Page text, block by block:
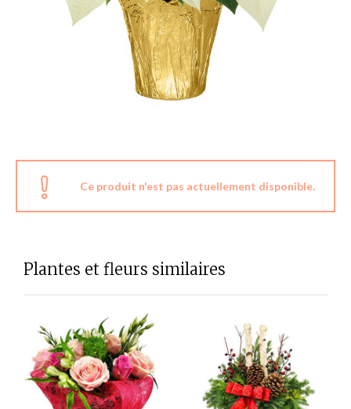
Ce produit n'est pas actuellement disponible.
Plantes et fleurs similaires